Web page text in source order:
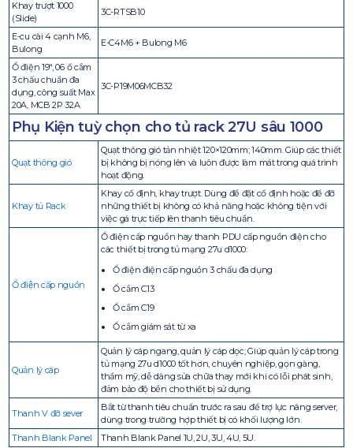
Khay trượt 1000
(Slide)
3C-RTSB10
E-cu cài 4 cạnh M6,
Bulong
E-C4M6 + Bulong M6
Ổ điện 19″, 06 ổ cắm
3 chấu chuẩn đa
dụng, công suất Max
20A, MCB 2P 32A
3C-P19M06MCB32
Phụ Kiện tuỳ chọn cho tủ rack 27U sâu 1000
Quạt thông gió
Quạt thông gió tản nhiệt 120×120mm; 140mm. Giúp các thiết
bị không bị nóng lên và luôn được làm mát trong quá trình
hoạt động.
Khay tủ Rack
Khay cố định, khay trượt. Dùng để đặt cố định hoặc để đỡ
những thiết bị không có khả năng hoặc không tiện với
việc gá trực tiếp lên thanh tiêu chuẩn.
Ổ điện cấp nguồn
Ổ điện cấp nguồn hay thanh PDU cấp nguồn điện cho
các thiết bị trong tủ mạng 27u d1000:
Ổ điện điện cấp nguồn 3 chấu đa dụng
Ổ cắm C13
Ổ cắm C19
Ổ cắm giám sát từ xa
Quản lý cáp
Quản lý cáp ngang, quản lý cáp dọc; Giúp quản lý cáp trong
tủ mạng 27u d1000 tốt hơn, chuyên nghiệp, gọn gàng,
thẩm mỹ, dễ dàng sửa chữa thay mới khi có lỗi phát sinh,
đảm bảo độ bền cho thiết bị sử dụng.
Thanh V đỡ sever
Bắt từ thanh tiêu chuẩn trước ra sau để trợ lực nâng server,
dùng trong trường hợp thiết bị có khối lượng lớn.
Thanh Blank Panel
Thanh Blank Panel 1U, 2U, 3U, 4U, 5U.